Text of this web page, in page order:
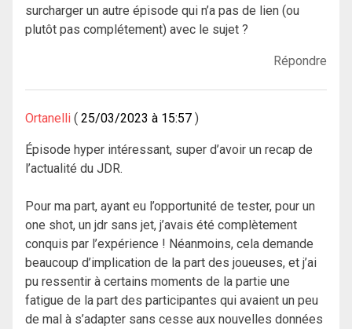
surcharger un autre épisode qui n’a pas de lien (ou
plutôt pas complétement) avec le sujet ?
Répondre
Ortanelli 25/03/2023 à 15:57
Épisode hyper intéressant, super d’avoir un recap de
l’actualité du JDR.
Pour ma part, ayant eu l’opportunité de tester, pour un
one shot, un jdr sans jet, j’avais été complètement
conquis par l’expérience ! Néanmoins, cela demande
beaucoup d’implication de la part des joueuses, et j’ai
pu ressentir à certains moments de la partie une
fatigue de la part des participantes qui avaient un peu
de mal à s’adapter sans cesse aux nouvelles données